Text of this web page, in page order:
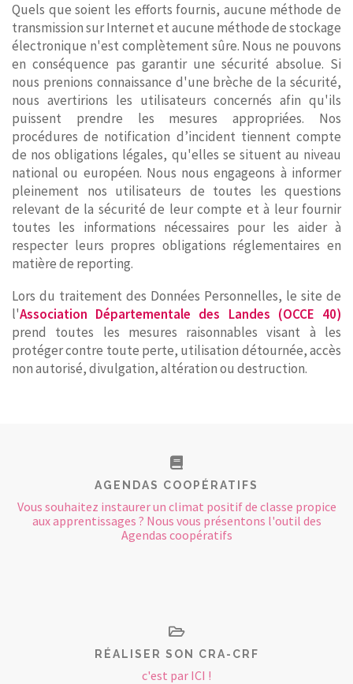
Quels que soient les efforts fournis, aucune méthode de
transmission sur Internet et aucune méthode de stockage
électronique n'est complètement sûre. Nous ne pouvons
en conséquence pas garantir une sécurité absolue. Si
nous prenions connaissance d'une brèche de la sécurité,
nous avertirions les utilisateurs concernés afin qu'ils
puissent prendre les mesures appropriées. Nos
procédures de notification d’incident tiennent compte
de nos obligations légales, qu'elles se situent au niveau
national ou européen. Nous nous engageons à informer
pleinement nos utilisateurs de toutes les questions
relevant de la sécurité de leur compte et à leur fournir
toutes les informations nécessaires pour les aider à
respecter leurs propres obligations réglementaires en
matière de reporting.
Lors du traitement des Données Personnelles, le site de
l'Association Départementale des Landes (OCCE 40)
prend toutes les mesures raisonnables visant à les
protéger contre toute perte, utilisation détournée, accès
non autorisé, divulgation, altération ou destruction.
AGENDAS COOPÉRATIFS
Vous souhaitez instaurer un climat positif de classe propice
aux apprentissages ? Nous vous présentons l'outil des
Agendas coopératifs
RÉALISER SON CRA-CRF
c'est par ICI !